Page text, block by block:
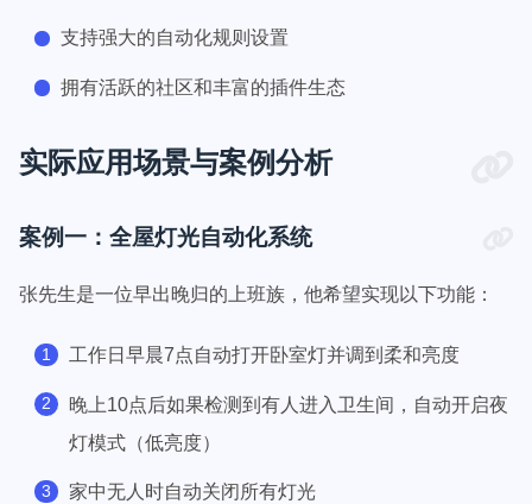
支持强大的自动化规则设置
拥有活跃的社区和丰富的插件生态
实际应用场景与案例分析
案例一：全屋灯光自动化系统
张先生是一位早出晚归的上班族，他希望实现以下功能：
工作日早晨7点自动打开卧室灯并调到柔和亮度
晚上10点后如果检测到有人进入卫生间，自动开启夜
灯模式（低亮度）
家中无人时自动关闭所有灯光